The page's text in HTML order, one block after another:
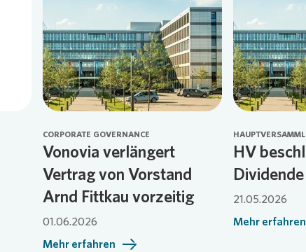
Loading...
CORPORATE GOVERNANCE
Vonovia verlängert
Vertrag von Vorstand
Arnd Fittkau vorzeitig
01.06.2026
Mehr erfahren
HV
21.05.2026
Mehr erfahren